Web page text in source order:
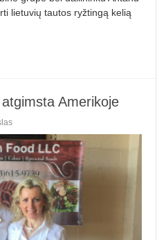
lietuvių tautos ryžtingą kelią
Amerikoje